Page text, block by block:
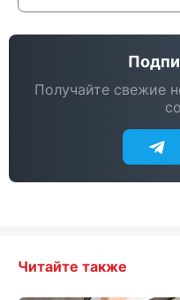
Получайте свежие
Читайте также